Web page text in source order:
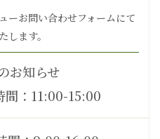
ーお問い合わせフォームにて
します。
お知らせ
：11:00-15:00